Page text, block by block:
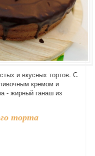
и вкусных тортов. С
кремом и
- жирный ганаш из
торта